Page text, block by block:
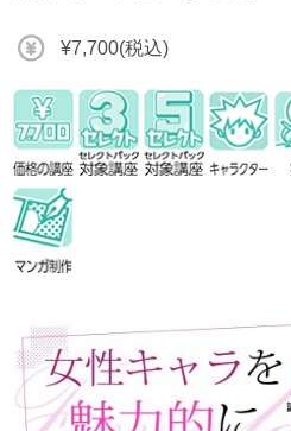
¥7,700(税込)